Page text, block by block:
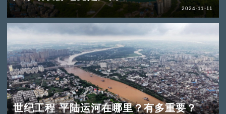
2024-11-11
世纪工程 平陆运河在哪里？有多重要？